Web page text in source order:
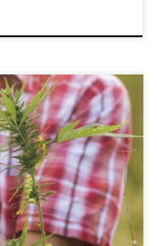
esencji lawendy. To on
to nie wszystko.
Ci unikalny
Czym więc
marihuany? Linalol